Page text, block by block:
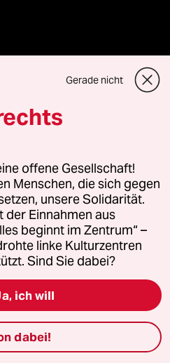
Gerade nicht
offene Gesellschaft!
Menschen, die sich gegen
unsere Solidarität.
der Einnahmen aus
beginnt im Zentrum“ –
linke Kulturzentren
Sind Sie dabei?
ich will
dabei!